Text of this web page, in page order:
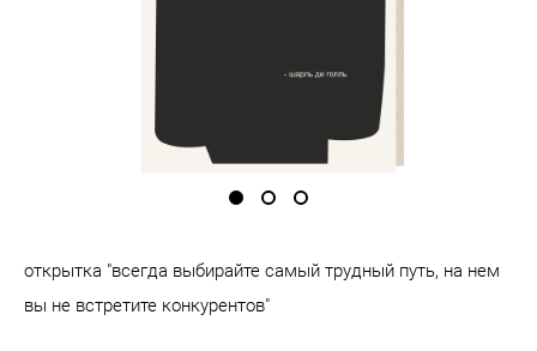
открытка "всегда выбирайте самый трудный путь, на нем
вы не встретите конкурентов"